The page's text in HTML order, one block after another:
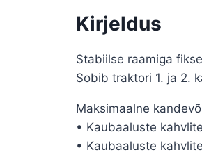
Kirjeldus
Stabiilse raamiga
Sobib traktori 1. ja 2.
Maksimaalne
• Kaubaaluste
• Kaubaaluste